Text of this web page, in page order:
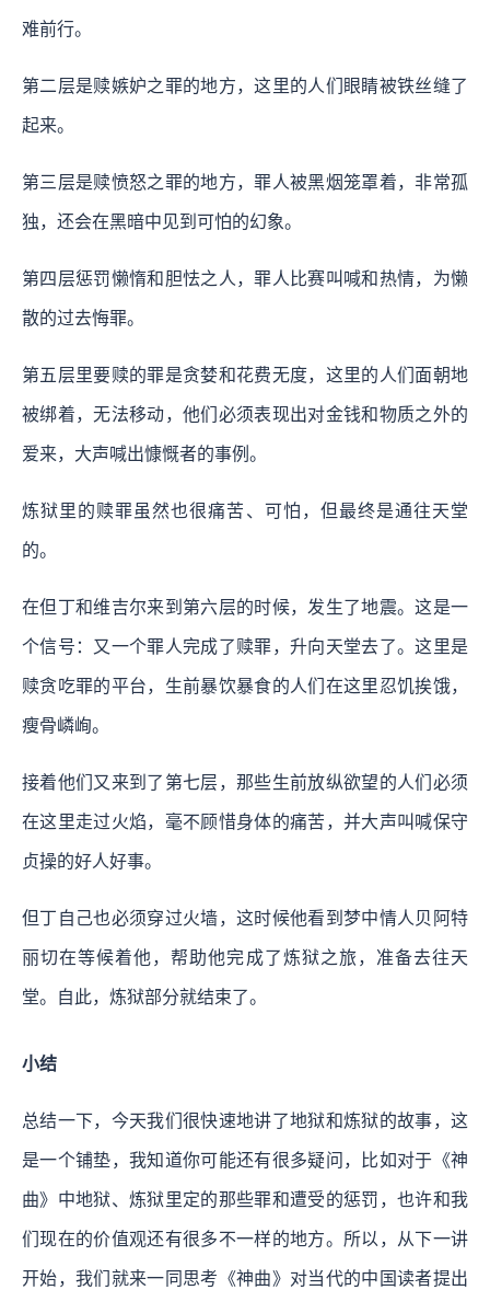
难前行。
第二层是赎嫉妒之罪的地方，这里的人们眼睛被铁丝缝了
起来。
第三层是赎愤怒之罪的地方，罪人被黑烟笼罩着，非常孤
独，还会在黑暗中见到可怕的幻象。
第四层惩罚懒惰和胆怯之人，罪人比赛叫喊和热情，为懒
散的过去悔罪。
第五层里要赎的罪是贪婪和花费无度，这里的人们面朝地
被绑着，无法移动，他们必须表现出对金钱和物质之外的
爱来，大声喊出慷慨者的事例。
炼狱里的赎罪虽然也很痛苦、可怕，但最终是通往天堂
的。
在但丁和维吉尔来到第六层的时候，发生了地震。这是一
个信号：又一个罪人完成了赎罪，升向天堂去了。这里是
赎贪吃罪的平台，生前暴饮暴食的人们在这里忍饥挨饿，
瘦骨嶙峋。
接着他们又来到了第七层，那些生前放纵欲望的人们必须
在这里走过火焰，毫不顾惜身体的痛苦，并大声叫喊保守
贞操的好人好事。
但丁自己也必须穿过火墙，这时候他看到梦中情人贝阿特
丽切在等候着他，帮助他完成了炼狱之旅，准备去往天
堂。自此，炼狱部分就结束了。
小结
总结一下，今天我们很快速地讲了地狱和炼狱的故事，这
是一个铺垫，我知道你可能还有很多疑问，比如对于《神
曲》中地狱、炼狱里定的那些罪和遭受的惩罚，也许和我
们现在的价值观还有很多不一样的地方。所以，从下一讲
开始，我们就来一同思考《神曲》对当代的中国读者提出